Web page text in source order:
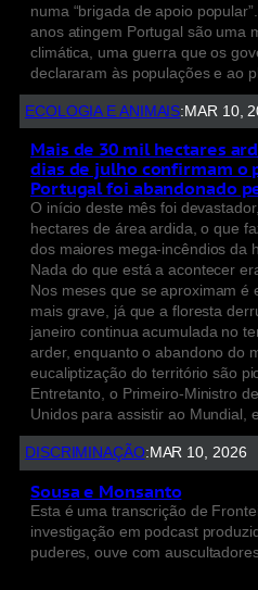
numa “brigada de apoio
anos atingem Portugal são uma
climática, uma guerra que os
declararam às populações e ao
ECOLOGIA E ANIMAIS: MAR 10,
Mais de 30 mil hectares
dias de julho confirmam o
Portugal foi abandonado
O início deste mês foi
hectares de área ardida, o que
dos maiores mega-incêndios da
Nada do que está a acontecer
Nos meses que se aproximam é
mais grave, já que a floresta
janeiro continua acumulada no
arder, enquanto o abandono do
eucaliptização do território são
Entretanto, o Primeiro-Ministro
Unidos para assistir ao Mundial,
DISCRIMINAÇÃO: MAR 10, 2026
Sousa e Monsanto
Esta é uma transcrição de
investigação em podcast
puderes, ouve com